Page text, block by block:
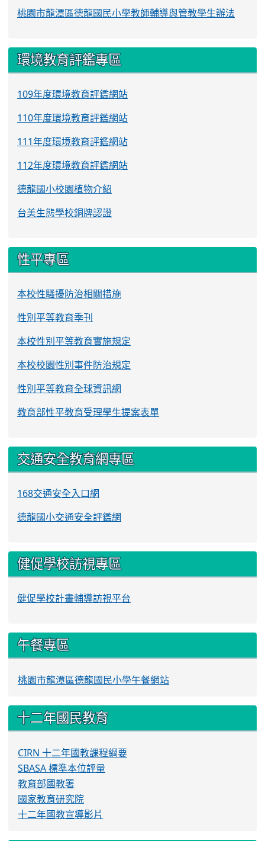
桃園市龍潭區德龍國民小學教師輔導與管教學生辦法
環境教育評鑑專區
109年度環境教育評鑑網站
110年度環境教育評鑑網站
111年度環境教育評鑑網站
112年度環境教育評鑑網站
德龍國小校園植物介紹
台美生態學校銅牌認證
性平專區
本校性騷擾防治相關措施
性別平等教育季刊
本校性別平等教育實施規定
本校校園性別事件防治規定
性別平等教育全球資訊網
教育部性平教育受理學生提案表單
交通安全教育網專區
168交通安全入口網
德龍國小交通安全評鑑網
健促學校訪視專區
健促學校計畫輔導訪視平台
午餐專區
桃園市龍潭區德龍國民小學午餐網站
十二年國民教育
CIRN 十二年國教課程綱要
SBASA 標準本位評量
教育部國教署
國家教育研究院
十二年國教宣導影片